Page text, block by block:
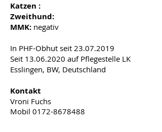
Katzen :
Zweithund:
MMK: negativ
In PHF-Obhut seit 23.07.2019
Seit 13.06.2020 auf Pflegestelle LK
Esslingen, BW, Deutschland
Kontakt
Vroni Fuchs
Mobil 0172-8678488